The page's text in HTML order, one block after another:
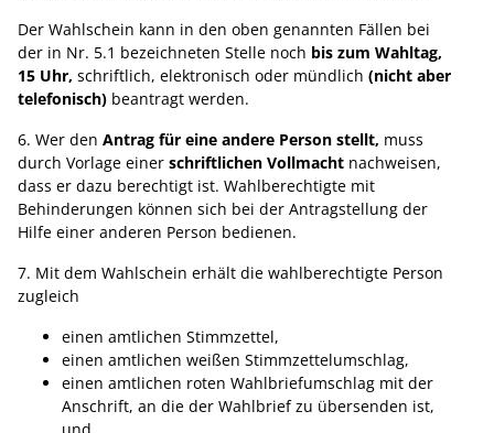
Der Wahlschein kann in den oben genannten Fällen bei
der in Nr. 5.1 bezeichneten Stelle noch bis zum Wahltag,
15 Uhr, schriftlich, elektronisch oder mündlich (nicht aber
telefonisch) beantragt werden.
6. Wer den Antrag für eine andere Person stellt, muss
durch Vorlage einer schriftlichen Vollmacht nachweisen,
dass er dazu berechtigt ist. Wahlberechtigte mit
Behinderungen können sich bei der Antragstellung der
Hilfe einer anderen Person bedienen.
7. Mit dem Wahlschein erhält die wahlberechtigte Person
zugleich
einen amtlichen Stimmzettel,
einen amtlichen weißen Stimmzettelumschlag,
einen amtlichen roten Wahlbriefumschlag mit der
Anschrift, an die der Wahlbrief zu übersenden ist,
und